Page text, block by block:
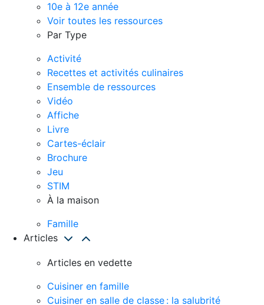
10e à 12e année
Voir toutes les ressources
Par Type
Activité
Recettes et activités culinaires
Ensemble de ressources
Vidéo
Affiche
Livre
Cartes-éclair
Brochure
Jeu
STIM
À la maison
Famille
Articles
Articles en vedette
Cuisiner en famille
Cuisiner en salle de classe : la salubrité